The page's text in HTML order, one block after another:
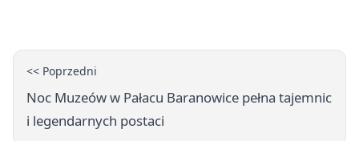
<< Poprzedni
Noc Muzeów w Pałacu Baranowice pełna tajemnic
i legendarnych postaci